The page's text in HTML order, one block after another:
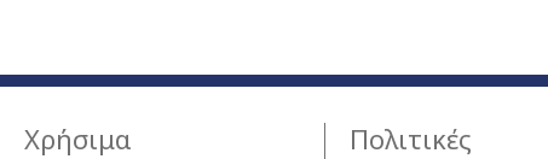
Χρήσιμα Πολιτικές